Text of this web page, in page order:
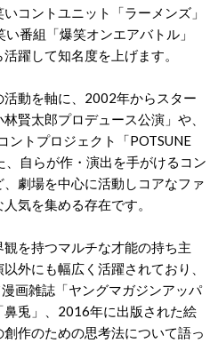
コントユニット「ラーメンズ」
番組「爆笑オンエアバトル」
躍して知名度を上げます。
動を軸に、2002年からスター
賢太郎プロデュース公演」や、
ントプロジェクト「POTSUNE
自らが作・演出を手がけるコン
劇場を中心に活動しコアなファ
気を集める存在です。
を持つマルチな才能の持ち主
外にも幅広く活躍されており、
画雑誌「ヤングマガジンアッパ
兎」、2016年に出版された絵
作のための思考法について語っ